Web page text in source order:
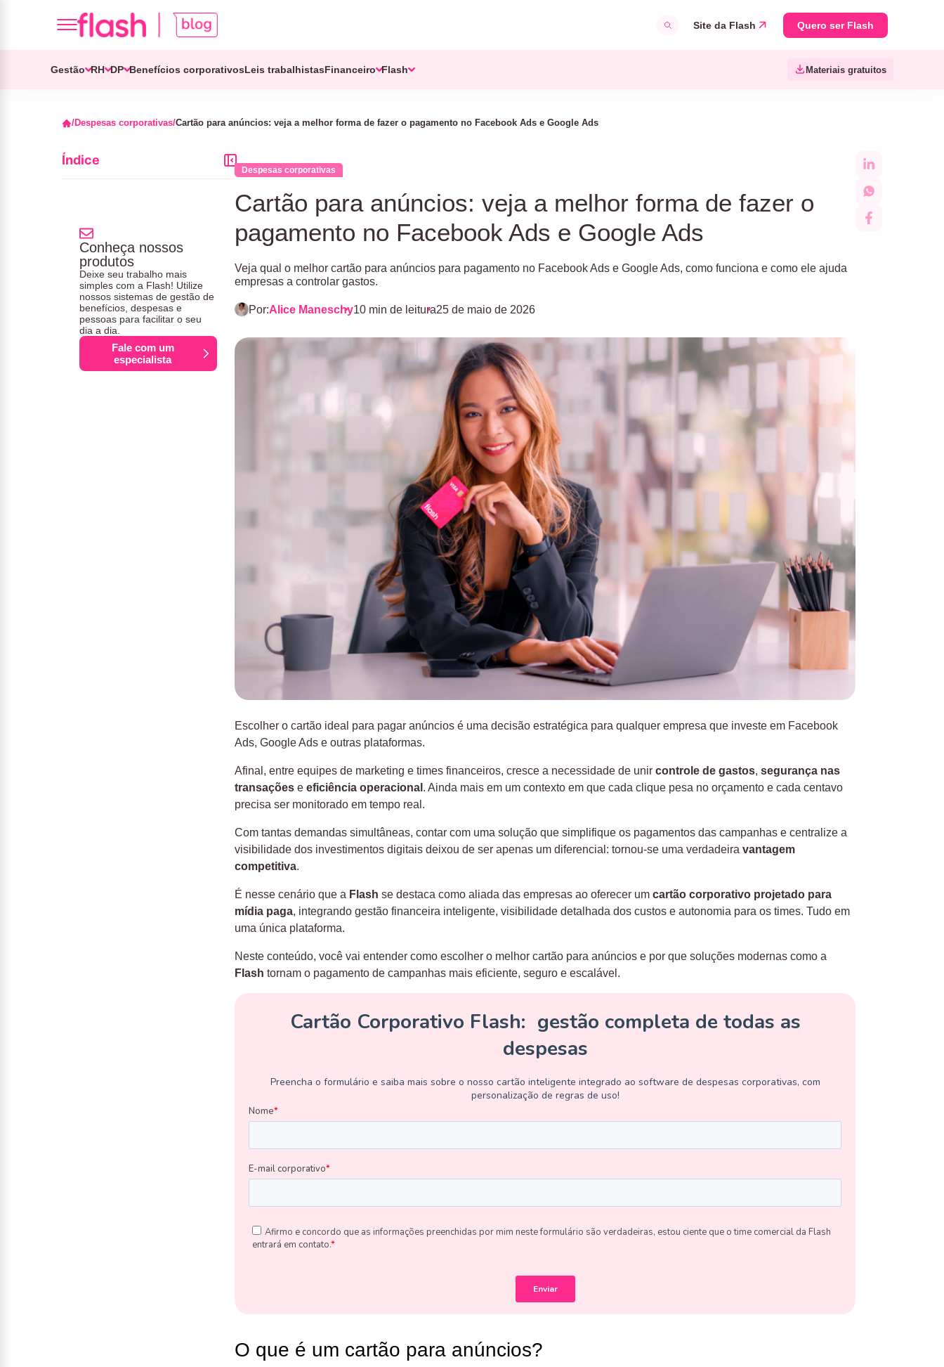
Site da Flash Quero ser Flash
Gestão RH DP Benefícios corporativosLeis trabalhistasFinanceiro Flash Materiais gratuitos
Despesas corporativas Cartão para anúncios: veja a melhor forma de fazer o pagamento no Facebook Ads e Google Ads
Despesas corporativas
Cartão para anúncios: veja a melhor forma de fazer o
pagamento no Facebook Ads e Google Ads
Veja qual o melhor cartão para anúncios para pagamento no Facebook Ads e Google Ads, como funciona e como ele ajuda
empresas a controlar gastos.
Por:Alice Maneschy10 min de leitura25 de maio de 2026
Escolher o cartão ideal para pagar anúncios é uma decisão estratégica para qualquer empresa que investe em Facebook
Ads, Google Ads e outras plataformas.
Afinal, entre equipes de marketing e times financeiros, cresce a necessidade de unir controle de gastos, segurança nas
transaçõese eficiência operacional . Ainda mais em um contexto em que cada clique pesa no orçamento e cada centavo
precisa ser monitorado em tempo real.
Com tantas demandas simultâneas, contar com uma solução que simplifique os pagamentos das campanhas e centralize a
visibilidade dos investimentos digitais deixou de ser apenas um diferencial: tornou-se uma verdadeira vantagem
competitiva.
É nesse cenário que a Flash se destaca como aliada das empresas ao oferecer um cartão corporativo projetado para
mídia paga, integrando gestão financeira inteligente, visibilidade detalhada dos custos e autonomia para os times. Tudo em
uma única plataforma.
Neste conteúdo, você vai entender como escolher o melhor cartão para anúncios e por que soluções modernas como a
Flash tornam o pagamento de campanhas mais eficiente, seguro e escalável.
O que é um cartão para anúncios?
Índice
Conheça nossos
produtos
Deixe seu trabalho mais
simples com a Flash! Utilize
nossos sistemas de gestão de
benefícios, despesas e
pessoas para facilitar o seu
dia a dia.
Fale com um
especialista